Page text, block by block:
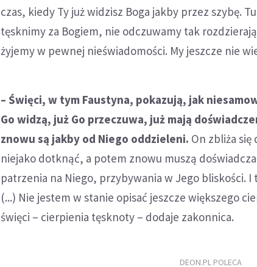
czas, kiedy Ty już widzisz Boga jakby przez szybę.
tęsknimy za Bogiem, nie odczuwamy tak
żyjemy w pewnej nieświadomości. My jeszcze nie
– Święci, w tym Faustyna, pokazują, jak
Go widzą, już Go przeczuwa, już mają
znowu są jakby od Niego oddzieleni. On zbliża się
niejako dotknąć, a potem znowu muszą
patrzenia na Niego, przybywania w Jego bliskości.
(...) Nie jestem w stanie opisać jeszcze większego
święci – cierpienia tęsknoty – dodaje zakonnica.
DEON.PL POLECA